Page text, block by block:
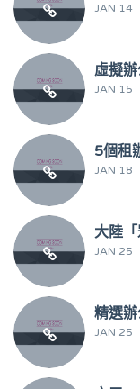
JAN 14
虛擬
JAN 15
5個租
JAN 18
大陸
JAN 25
精選
JAN 25